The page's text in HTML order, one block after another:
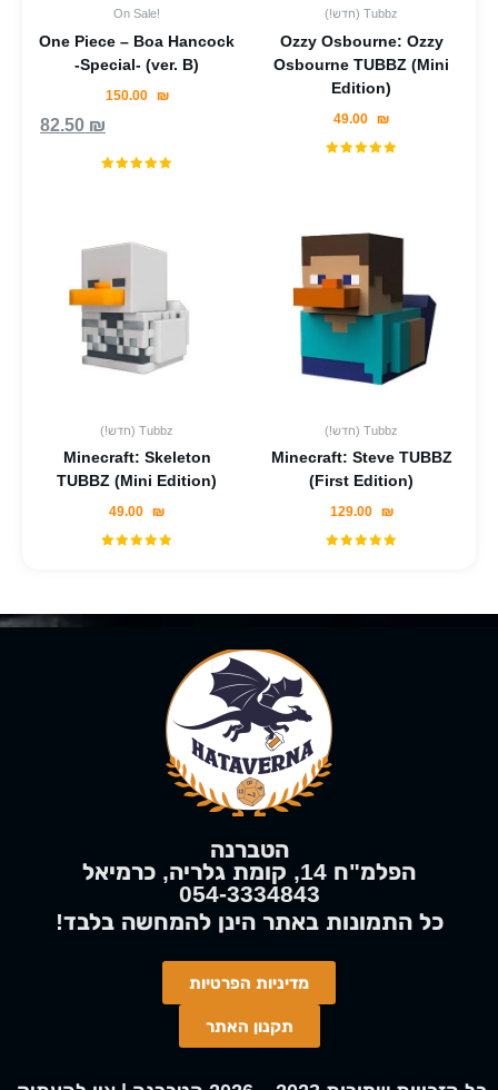
On Sale!
One Piece – Boa Hancock
-Special- (ver. B)
150.00 ₪
82.50 ₪
(!חדש) Tubbz
Ozzy Osbourne: Ozzy
Osbourne TUBBZ (Mini
Edition)
49.00 ₪
(!חדש) Tubbz
Minecraft: Skeleton
TUBBZ (Mini Edition)
49.00 ₪
(!חדש) Tubbz
Minecraft: Steve TUBBZ
(First Edition)
129.00 ₪
הטברנה
הפלמ"ח 14, קומת גלריה, כרמיאל
054-3334843
!כל התמונות באתר הינןלהמחשה בלבד
מדיניות הפרטיות
תקנון האתר